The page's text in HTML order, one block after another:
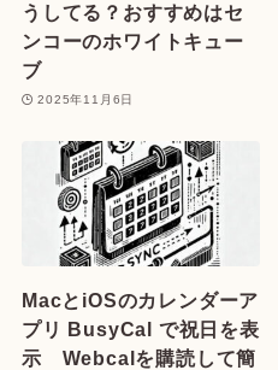
うしてる？おすすめはセ
ンコーのホワイトキュー
ブ
2025年11月6日
MacとiOSのカレンダーア
プリ BusyCal で祝日を表
示 Webcalを購読して簡